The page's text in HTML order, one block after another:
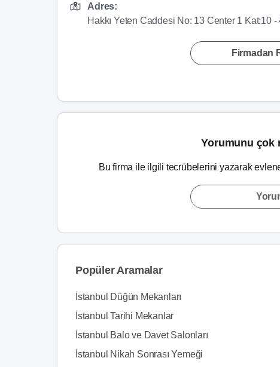
Adres:
Hakkı Yeten Caddesi No: 13 Center 1 Kat:10
Firmadan
Yorumunu çok
Bu firma ile ilgili tecrübelerini yazarak
Popüler Aramalar
İstanbul Düğün Mekanları
İstanbul Tarihi Mekanlar
İstanbul Balo ve Davet Salonları
İstanbul Nikah Sonrası Yemeği